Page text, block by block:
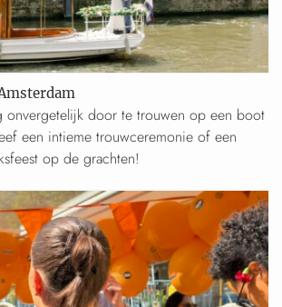
onvergetelijk door te trouwen op een boot
een intieme trouwceremonie of een
op de grachten!